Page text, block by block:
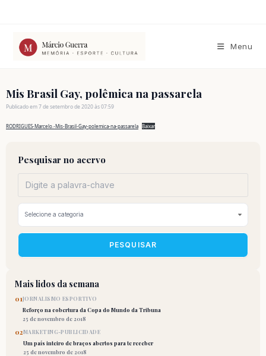
conteúdo
Menu
Mis Brasil Gay, polêmica na passarela
Publicado em 7 de setembro de 2020 às 07:59
RODRIGUES-Marcelo.-Mis-Brasil-Gay-polemica-na-passarela Baixar
Pesquisar no acervo
PESQUISAR
Mais lidos da semana
01JORNALISMO ESPORTIVO
Reforço na cobertura da Copa do Mundo da Tribuna
25 de novembro de 2018
02MARKETING-PUBLICIDADE
Um país inteiro de braços abertos para te receber
25 de novembro de 2018